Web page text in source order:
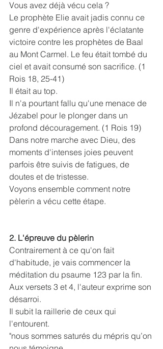
Vous avez déjà vécu cela ?
Le prophète Elie avait jadis connu ce
genre d'expérience après l'éclatante
victoire contre les prophètes de Baal
au Mont Carmel. Le feu était tombé du
ciel et avait consumé son sacrifice. (1
Rois 18, 25-41)
Il était au top.
Il n'a pourtant fallu qu'une menace de
Jézabel pour le plonger dans un
profond découragement. (1 Rois 19)
Dans notre marche avec Dieu, des
moments d'intenses joies peuvent
parfois être suivis de fatigues, de
doutes et de tristesse.
Voyons ensemble comment notre
pèlerin a vécu cette étape.
2. L'épreuve du pèlerin
Contrairement à ce qu'on fait
d'habitude, je vais commencer la
méditation du psaume 123 par la fin.
Aux versets 3 et 4, l'auteur exprime son
désarroi.
Il subit la raillerie de ceux qui
l'entourent.
"nous sommes saturés du mépris qu’on